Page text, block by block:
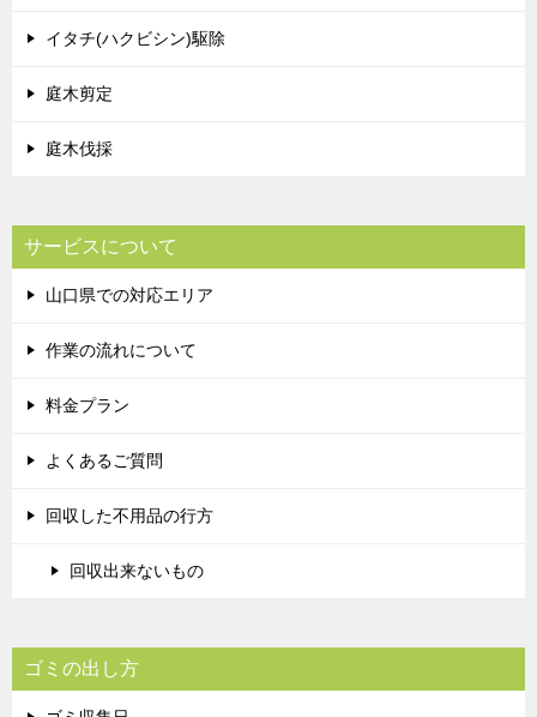
イタチ(ハクビシン)駆除
庭木剪定
庭木伐採
サービスについて
山口県での対応エリア
作業の流れについて
料金プラン
よくあるご質問
回収した不用品の行方
回収出来ないもの
ゴミの出し方